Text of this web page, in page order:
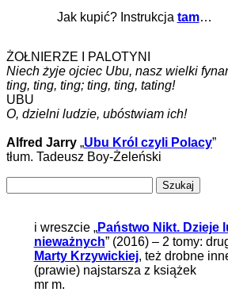
Jak kupić? Instrukcja tam…
ŻOŁNIERZE I PALOTYNI
Niech żyje ojciec Ubu, nasz wielki
ting, ting, ting; ting, ting, tating!
UBU
O, dzielni ludzie, ubóstwiam ich!
Alfred Jarry „Ubu Król czyli Polacy”
tłum. Tadeusz Boy-Żeleński
i wreszcie „Państwo Nikt. Dzieje
nieważnych” (2016) – 2 tomy:
Marty Krzywickiej, też drobne
(prawie) najstarsza z książek
mr m.